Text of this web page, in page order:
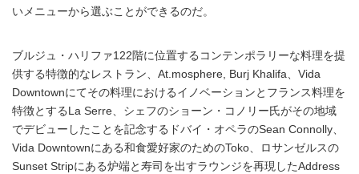
いメニューから選ぶことができるのだ。
ブルジュ・ハリファ122階に位置するコンテンポラリーな料理を提
供する特徴的なレストラン、At.mosphere, Burj Khalifa、Vida
Downtownにてその料理におけるイノベーションとフランス料理を
特徴とするLa Serre、シェフのショーン・コノリー氏がその地域
でデビューしたことを記念するドバイ・オペラのSean Connolly、
Vida Downtownにある和食愛好家のためのToko、ロサンゼルスの
Sunset Stripにある炉端と寿司を出すラウンジを再現したAddress